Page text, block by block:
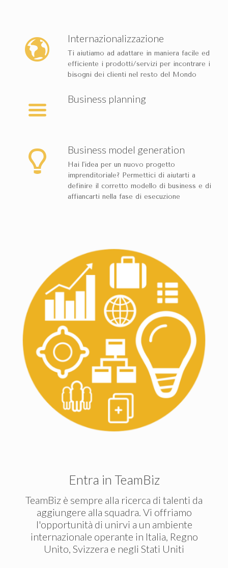
Internazionalizzazione
Ti aiutiamo ad adattare in maniera facile ed
efficiente i prodotti/servizi per incontrare i
bisogni dei clienti nel resto del Mondo
Business planning
Business model generation
Hai l'idea per un nuovo progetto
imprenditoriale? Permettici di aiutarti a
definire il corretto modello di business e di
affiancarti nella fase di esecuzione
Entra in TeamBiz
TeamBiz è sempre alla ricerca di talenti da
aggiungere alla squadra. Vi offriamo
l'opportunità di unirvi a un ambiente
internazionale operante in Italia, Regno
Unito, Svizzera e negli Stati Uniti